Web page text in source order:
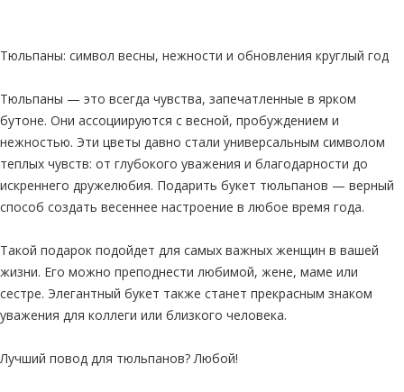
Тюльпаны: символ весны, нежности и обновления круглый год
Тюльпаны — это всегда чувства, запечатленные в ярком
бутоне. Они ассоциируются с весной, пробуждением и
нежностью. Эти цветы давно стали универсальным символом
теплых чувств: от глубокого уважения и благодарности до
искреннего дружелюбия. Подарить букет тюльпанов — верный
способ создать весеннее настроение в любое время года.
Такой подарок подойдет для самых важных женщин в вашей
жизни. Его можно преподнести любимой, жене, маме или
сестре. Элегантный букет также станет прекрасным знаком
уважения для коллеги или близкого человека.
Лучший повод для тюльпанов? Любой!